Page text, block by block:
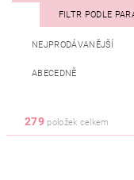
FILTR PODLE
NEJPRODÁVANĚJŠÍ
ABECEDNĚ
279položek celkem